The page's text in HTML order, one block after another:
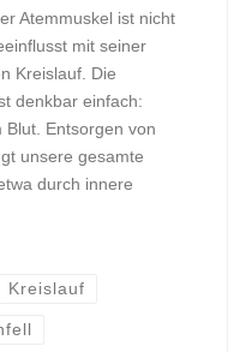
Atemmuskel ist nicht
mit seiner
Kreislauf. Die
denkbar einfach:
Entsorgen von
unsere gesamte
durch innere
Kreislauf